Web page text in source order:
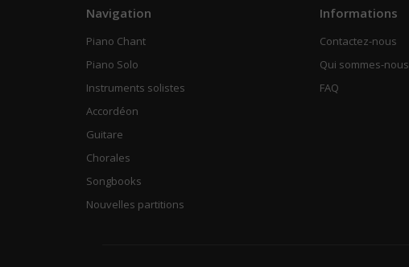
Navigation
Piano Chant
Piano Solo
Instruments solistes
Accordéon
Guitare
Chorales
Songbooks
Nouvelles partitions
Informations
Contactez-nous
Qui sommes-nous
FAQ